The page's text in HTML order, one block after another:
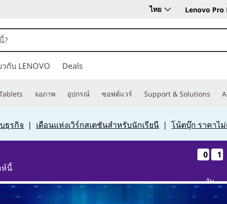
ไทย Lenovo Pro
วกับ LENOVO Deals
จอภาพ อุปกรณ์ ซอฟต์แวร์ Support & Solutions
ธุรกิจ | เดือนแห่งเวิร์กสเตชันสำหรับนักเรียนี |โน้ตบุ๊ก ราคาไม่
ห์นี้
0
0
0
0 1
1
1
1
วัน